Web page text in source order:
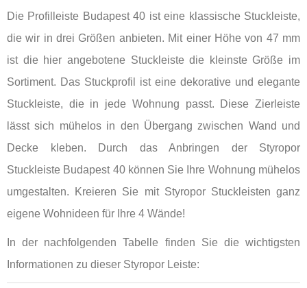
Die Profilleiste Budapest 40 ist eine klassische Stuckleiste,
die wir in drei Größen anbieten. Mit einer Höhe von 47 mm
ist die hier angebotene Stuckleiste die kleinste Größe im
Sortiment. Das Stuckprofil ist eine dekorative und elegante
Stuckleiste, die in jede Wohnung passt. Diese Zierleiste
lässt sich mühelos in den Übergang zwischen Wand und
Decke kleben. Durch das Anbringen der Styropor
Stuckleiste Budapest 40 können Sie Ihre Wohnung mühelos
umgestalten. Kreieren Sie mit Styropor Stuckleisten ganz
eigene Wohnideen für Ihre 4 Wände!
In der nachfolgenden Tabelle finden Sie die wichtigsten
Informationen zu dieser Styropor Leiste: